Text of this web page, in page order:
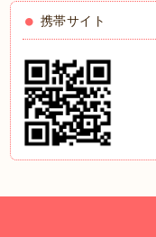
携帯サイト